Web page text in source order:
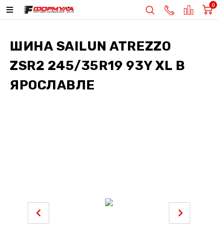
0
ШИНА SAILUN ATREZZO
ZSR2 245/35R19 93Y XL В
ЯРОСЛАВЛЕ